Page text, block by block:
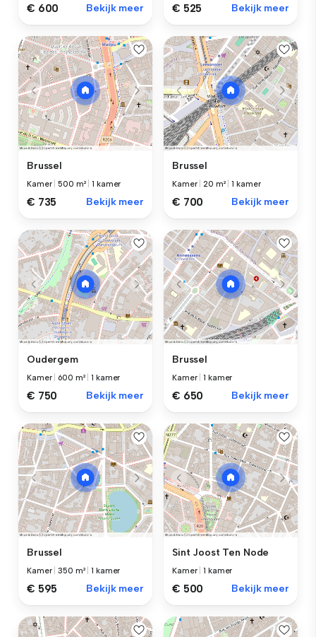
€ 600 Bekijk meer € 525 Bekijk meer
Brussel
Kamer |500 m² |1 kamer
€ 735 Bekijk meer
Brussel
Kamer 20 m² |1 kamer
€ 700 Bekijk meer
Oudergem
Kamer 600 m² |1 kamer
€ 750 Bekijk meer
Brussel
Kamer |1 kamer
€ 650 Bekijk meer
Brussel
Kamer |350 m² |1 kamer
€ 595 Bekijk meer
Sint Joost Ten Node
Kamer |1 kamer
€ 500 Bekijk meer